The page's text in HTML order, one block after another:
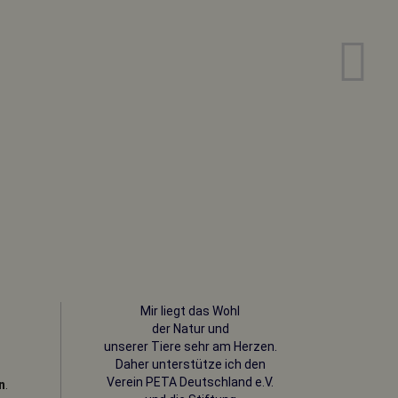
Mir liegt das Wohl
der Natur und
unserer Tiere sehr am Herzen.
Daher unterstütze ich den
Verein PETA Deutschland e.V.